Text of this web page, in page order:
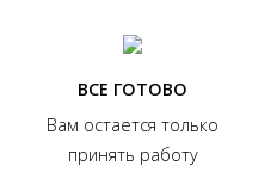
ВСЕ ГОТОВО
Вам остается только
принять работу